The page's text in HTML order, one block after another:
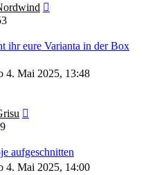
ihr eure Varianta in der Box
4. Mai 2025, 13:48
aufgeschnitten
4. Mai 2025, 14:00